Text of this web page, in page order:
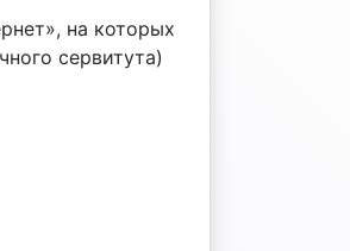
на которых
сервитута)